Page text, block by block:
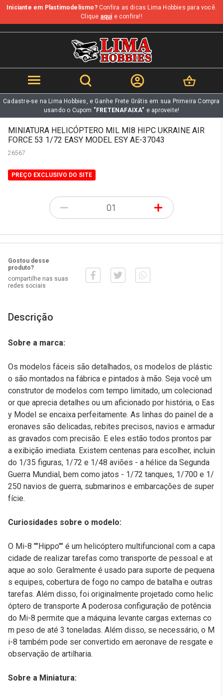
b
Iniciante em Plastimodelismo?Confira as dicas Lima Hobbies para você.
Clique aqui e confira!!
Cadastre-se na Lima Hobbies, e Ganhe Frete Grátis em sua Primeira Compra
usando o Cupom "FRETENAFAIXA" e aproveite!
MINIATURA HELICÓPTERO MIL MI8 HIPC UKRAINE AIR
FORCE 53 1/72 EASY MODEL ESY AE-37043
26567
PREÇO EXCLUSIVO DO SITE
- +
Gostou desse
produto?
compartilhe nas suas
redes sociais
Descrição
Sobre a marca:
Os modelos fáceis são detalhados, os modelos de plástic
o são montados na fábrica e pintados à mão. Seja você um
construtor de modelos com tempo limitado, um colecionad
or que aprecia detalhes ou um aficionado por história, o Eas
y Model se encaixa perfeitamente. As linhas do painel de a
eronaves são delicadas, rebites precisos, navios e armadur
as gravados com precisão. E eles estão todos prontos par
a exibição imediata. Existem centenas para escolher, incluin
do 1/35 figuras, 1/72 e 1/48 aviões - a hélice da Segunda
Guerra Mundial, bem como jatos - 1/72 tanques, 1/700 e 1/
250 navios de guerra, submarinos e embarcações de super
fície.
Curiosidades sobre o modelo:
O Mi-8 ""Hippo"" é um helicóptero multifuncional com a capa
cidade de realizar tarefas como transporte de pessoal e at
aque ao solo. Geralmente é usado para suporte de pequena
s equipes, cobertura de fogo no campo de batalha e outras
tarefas. Além disso, foi originalmente projetado como helic
óptero de transporte A poderosa configuração de potência
do Mi-8 permite que a máquina levante cargas externas co
m peso de até 3 toneladas. Além disso, se necessário, o M
i-8 também pode ser convertido em aeronave de resgate e
observação de artilharia.
Sobre a Miniatura: